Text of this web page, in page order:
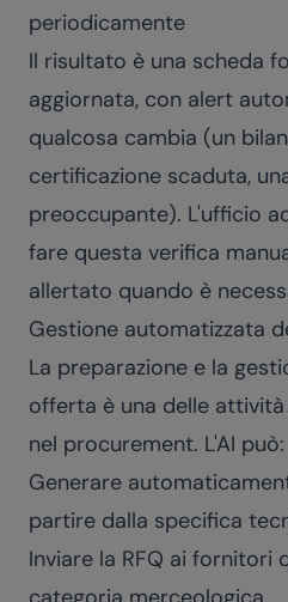
periodicamente
Il risultato è una scheda
aggiornata, con alert
qualcosa cambia (un
certificazione scaduta,
preoccupante). L'ufficio
fare questa verifica
allertato quando è
Gestione automatizzata
La preparazione e la
offerta è una delle
nel procurement. L'AI può:
Generare
partire dalla specifica
Inviare la RFQ ai fornitori